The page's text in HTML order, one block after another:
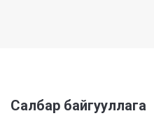
Салбар байгууллага